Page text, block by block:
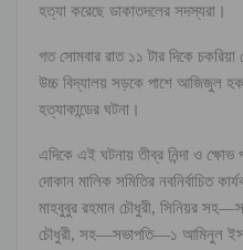
হত্যা করেছে ডাকাতদলের সদস্যরা।
গত সোমবার রাত ১১ টার দিকে
উচ্চ বিদ্যালয় সড়কে পাশে আজিজুল হক
হত্যাকান্ডের ঘটনা।
এদিকে এই ঘটনায় তীব্র নিন্দা ও ক্ষোভ
দোকান মালিক সমিতির নবনির্বাচিত
মাহবুবুর রহমান চৌধুরী, সিনিয়র
চৌধুরী, সহ—সভাপতি—১ আমিনুল